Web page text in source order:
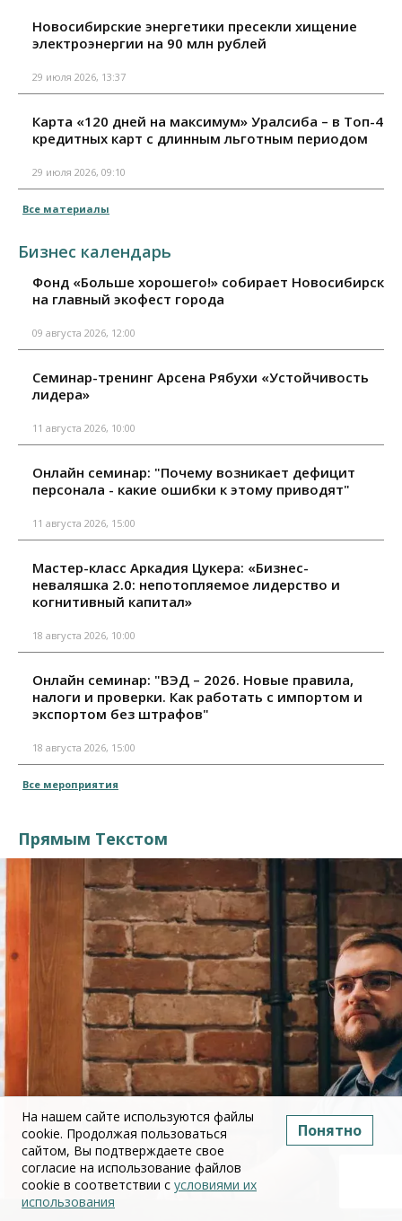
Новосибирские энергетики пресекли хищение
электроэнергии на 90 млн рублей
29 июля 2026, 13:37
Карта «120 дней на максимум» Уралсиба – в Топ-4
кредитных карт с длинным льготным периодом
29 июля 2026, 09:10
Все материалы
Бизнес календарь
Фонд «Больше хорошего!» собирает Новосибирск
на главный экофест города
09 августа 2026, 12:00
Семинар-тренинг Арсена Рябухи «Устойчивость
лидера»
11 августа 2026, 10:00
Онлайн семинар: "Почему возникает дефицит
персонала - какие ошибки к этому приводят"
11 августа 2026, 15:00
Мастер-класс Аркадия Цукера: «Бизнес-
неваляшка 2.0: непотопляемое лидерство и
когнитивный капитал»
18 августа 2026, 10:00
Онлайн семинар: "ВЭД – 2026. Новые правила,
налоги и проверки. Как работать с импортом и
экспортом без штрафов"
18 августа 2026, 15:00
Все мероприятия
Прямым Текстом
На нашем сайте используются файлы
cookie. Продолжая пользоваться
сайтом, Вы подтверждаете свое
согласие на использование файлов
cookie в соответствии с условиями их
использования
Понятно